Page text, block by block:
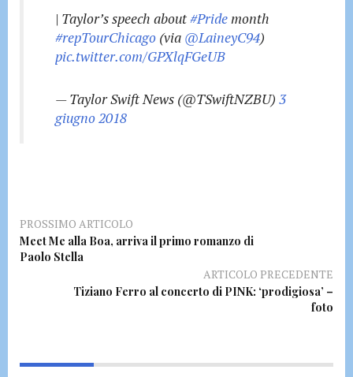
| Taylor’s speech about#Pridemonth
#repTourChicago (via @LaineyC94)
pic.twitter.com/GPXlqFGeUB
— Taylor Swift News (@TSwiftNZBU) 3
giugno 2018
PROSSIMO ARTICOLO
Meet Me alla Boa, arriva il primo romanzo di
Paolo Stella
ARTICOLO PRECEDENTE
Tiziano Ferro al concerto di PINK: ‘prodigiosa’ –
foto